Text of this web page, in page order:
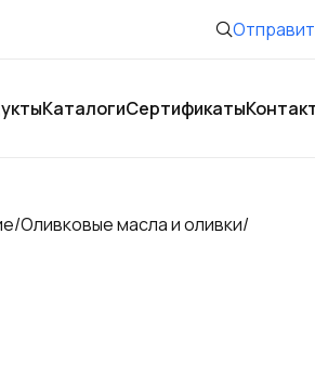
КаталогиСертификаты
/Оливковые масла и оливки/